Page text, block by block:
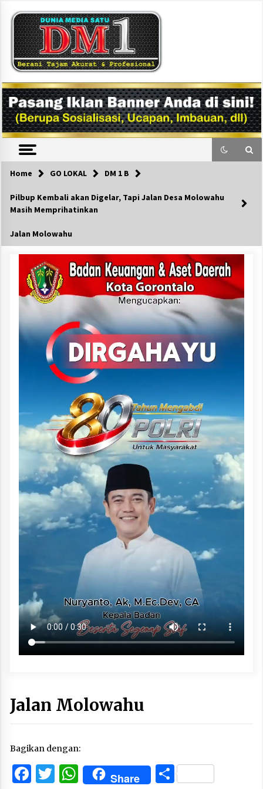
content
DM1
Home GO LOKAL DM 1 B
Pilbup Kembali akan Digelar, Tapi Jalan Desa Molowahu
Masih Memprihatinkan
Jalan Molowahu
Jalan Molowahu
Bagikan dengan:
Facebook
Twitter
WhatsApp
Share Share